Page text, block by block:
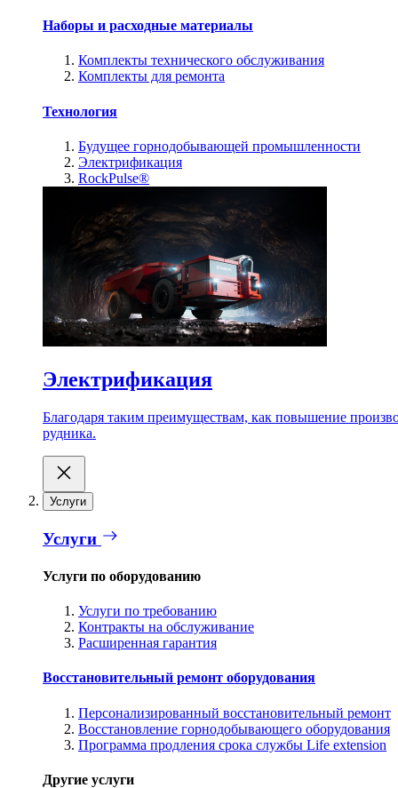
Наборы и расходные материалы
Комплекты технического обслуживания
Комплекты для ремонта
Технология
Будущее горнодобывающей промышленности
Электрификация
RockPulse®
Электрификация
Благодаря таким преимуществам, как повышение
рудника.
Услуги
Услуги
Услуги по оборудованию
Услуги по требованию
Контракты на обслуживание
Расширенная гарантия
Восстановительный ремонт оборудования
Персонализированный восстановительный ремонт
Восстановление горнодобывающего оборудования
Программа продления срока службы Life extension
Другие услуги